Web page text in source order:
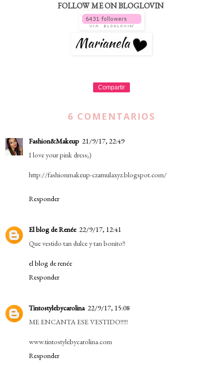
FOLLOW ME ON BLOGLOVIN
Compartir
6 COMENTARIOS
Fashion&Makeup 21/9/17, 22:49
I love your pink dress;)
http://fashionmakeup-czarnulaxyz.blogspot.com/
Responder
El blog de Renée 22/9/17, 12:41
Que vestido tan dulce y tan bonito!!
el blog de renée
Responder
Tintostylebycarolina 22/9/17, 15:08
ME ENCANTA ESE VESTIDO!!!!!
www.tintostylebycarolina.com
Responder